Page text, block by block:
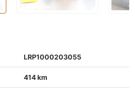
LRP1000203055
414 km